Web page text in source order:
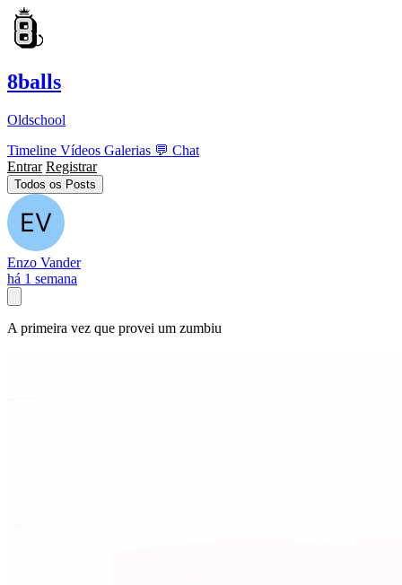
8balls
Oldschool
Timeline Vídeos Galerias 💬 Chat
Entrar Registrar
Todos os Posts
Enzo Vander
há 1 semana
A primeira vez que provei um zumbiu